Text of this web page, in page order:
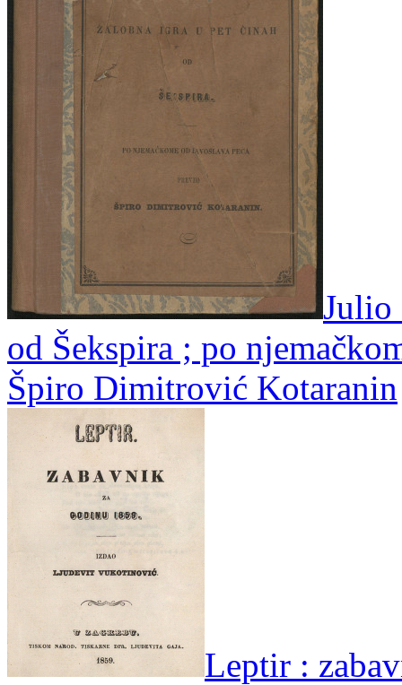
Julio
od Šekspira ; po
Špiro Dimitrović Kotaranin
Leptir :